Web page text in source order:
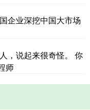
企业深挖中国大市场
，说起来很奇怪。 你
师